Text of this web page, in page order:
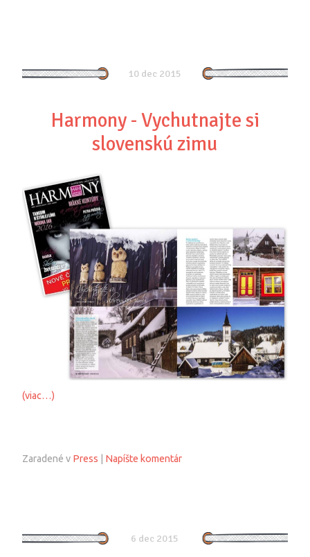
10 dec 2015
Harmony - Vychutnajte si
slovenskú zimu
(viac…)
Zaradené v Press Napíšte komentár
6 dec 2015